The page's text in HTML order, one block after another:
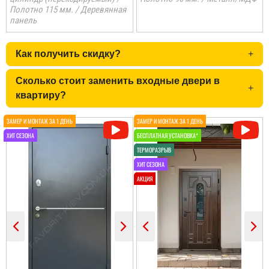
Олег
Сподобався конструктив
та наповненням. Тут ж
стеродур+мінвата і
фольгоізол ну і
терморозрив. Хлопці
установщик професійні
Класний дизайн,надійне
дерев'яне покриття,
хороші замки і метал,
гарно утеплені, дякую за
допомогу у виборі
дверей, все дуже
надійно....
читати всі відгуки
Полотно 115 мм. / Деревянная
панель
Как получить скидку? +
Сколько стоит заменить входные двери в
квартиру?
+